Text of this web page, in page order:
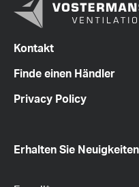
Kontakt
Finde einen Händler
Privacy Policy
Erhalten Sie